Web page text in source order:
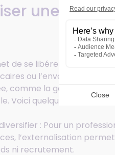
une partie
de se libérer des tâches
ou l’envoi de
comme la gestion des
Voici quelques avantages
: Pour un
l’externalisation
ni recrutement.